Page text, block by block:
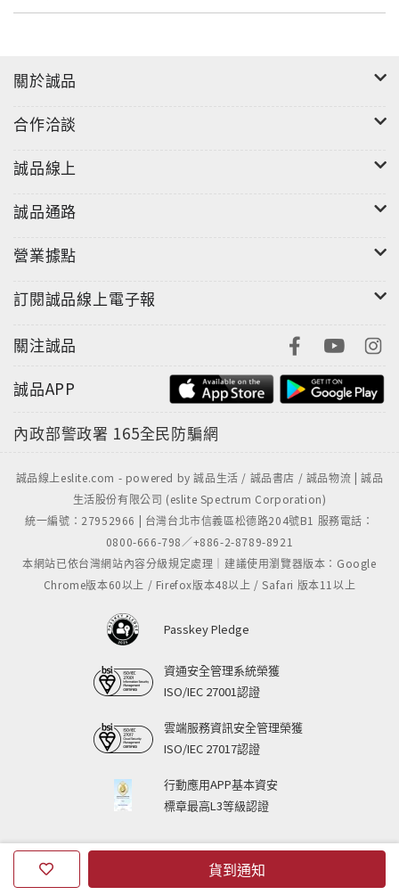
貨到通知
關於誠品
合作洽談
誠品線上
誠品通路
營業據點
訂閱誠品線上電子報
關注誠品
誠品APP
內政部警政署 165全民防騙網
誠品線上eslite.com - powered by 誠品生活 / 誠品書店 / 誠品物流 | 誠品
生活股份有限公司 (eslite Spectrum Corporation)
統一編號：27952966 | 台灣台北市信義區松德路204號B1 服務電話：
0800-666-798／+886-2-8789-8921
本網站已依台灣網站內容分級規定處理｜建議使用瀏覽器版本：Google
Chrome版本60以上 / Firefox版本48以上 / Safari 版本11以上
Passkey Pledge
資通安全管理系統榮獲
ISO/IEC 27001認證
雲端服務資訊安全管理榮獲
ISO/IEC 27017認證
行動應用APP基本資安
標章最高L3等級認證